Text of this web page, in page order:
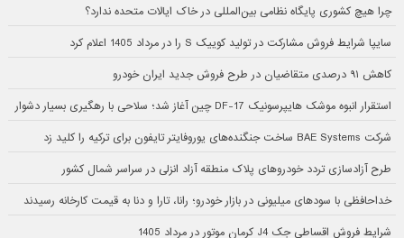
چرا هیچ کشوری پایگاه نظامی بین‌المللی در خاک ایالات متحده ندارد؟
سایپا شرایط فروش مشارکت در تولید کوییک S را در مرداد 1405 اعلام کرد
کاهش ۹۱ درصدی متقاضیان در طرح فروش جدید ایران خودرو
استقرار انبوه موشک هایپرسونیک DF-17 چین آغاز شد؛ سلاحی با رهگیری بسیار دشوار
شرکت BAE Systems ساخت جنگنده‌های یوروفایتر تایفون برای ترکیه را کلید زد
طرح آزادسازی تردد خودروهای پلاک منطقه آزاد انزلی در سراسر شمال کشور
خداحافظی با سودهای میلیونی در بازار خودرو؛ رانا، تارا و دنا به قیمت کارخانه رسیدند
شرایط فروش اقساطی جک J4 کرمان موتور در مرداد 1405